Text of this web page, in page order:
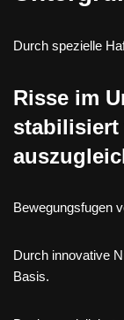
Durch spezielle
Risse im
stabilisiert
Bewegungsfugen
Durch innovative
Basis.